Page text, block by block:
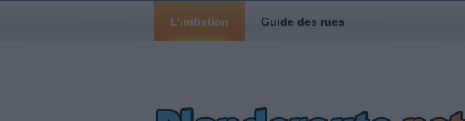
L'initiation Guide des rues